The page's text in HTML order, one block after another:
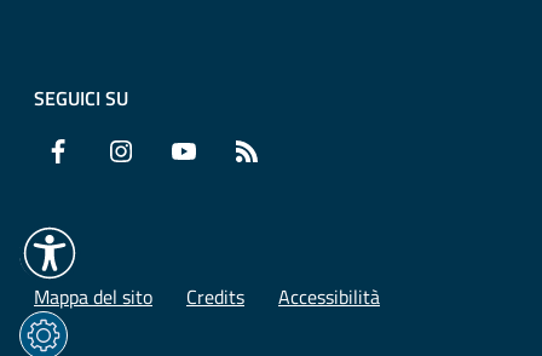
SEGUICI SU
Facebook Instagram YouTube
Mappa del sito Credits Accessibilità